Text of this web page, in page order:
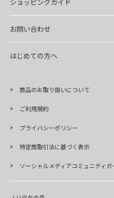
ショッピングガイド
お問い合わせ
はじめての方へ
商品のお取り扱いについて
ご利用規約
プライバシーポリシー
特定商取引法に基づく表示
ソーシャルメディアコミュニティ